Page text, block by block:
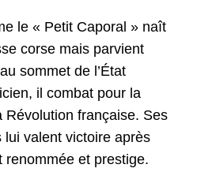
le « Petit Caporal » naît
corse mais parvient
sommet de l’État
il combat pour la
Révolution française. Ses
valent victoire après
renommée et prestige.